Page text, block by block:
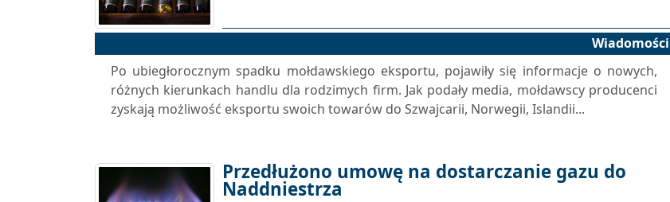
Wiadomości
Po ubiegłorocznym spadku mołdawskiego eksportu, pojawiły się informacje o nowych,
różnych kierunkach handlu dla rodzimych firm. Jak podały media, mołdawscy producenci
zyskają możliwość eksportu swoich towarów do Szwajcarii, Norwegii, Islandii...
Przedłużono umowę na dostarczanie gazu do
Naddniestrza